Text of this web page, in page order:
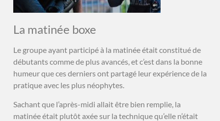
La matinée boxe
Le groupe ayant participé à la matinée était constitué de
débutants comme de plus avancés, et c’est dans la bonne
humeur que ces derniers ont partagé leur expérience de la
pratique avec les plus néophytes.
Sachant que l’après-midi allait être bien remplie, la
matinée était plutôt axée sur la technique qu’elle n’était